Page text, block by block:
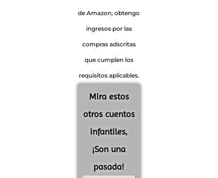
de Amazon, obtengo
ingresos por las
compras adscritas
que cumplen los
requisitos aplicables.
Mira estos
otros cuentos
infantiles,
¡Son una
pasada!